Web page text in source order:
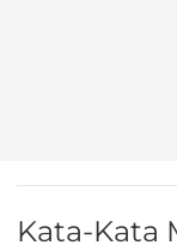
Kata-Kata